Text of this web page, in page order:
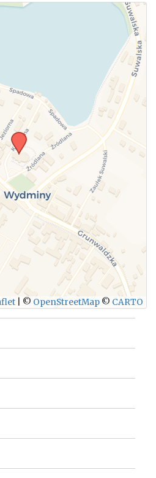
aby przesłać informację o
mityngu.
WYŚLIJ
© OpenStreetMap © CARTO